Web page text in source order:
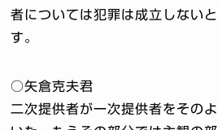
者については犯罪は成立しない
す。
○矢倉克夫君
二次提供者が一次提供者をその